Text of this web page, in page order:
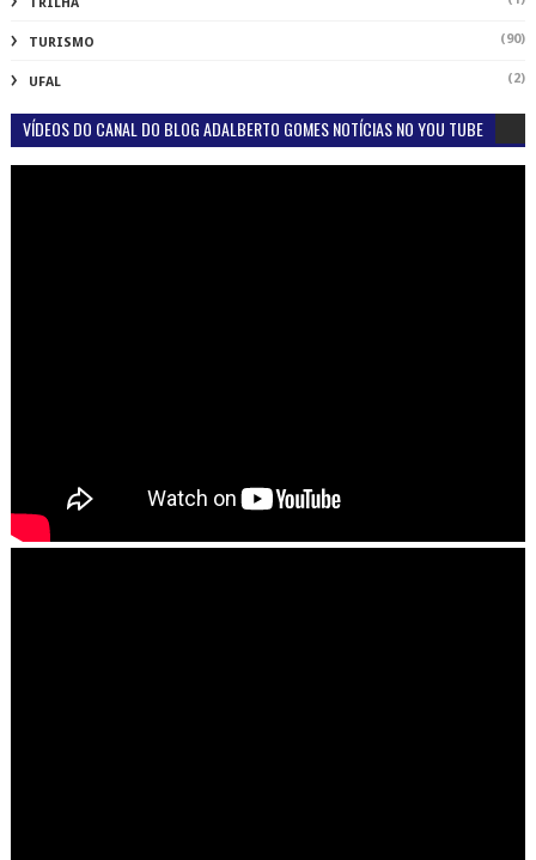
TRILHA
TURISMO (90)
UFAL (2)
VÍDEOS DO CANAL DO BLOG ADALBERTO GOMES NOTÍCIAS NO YOU TUBE